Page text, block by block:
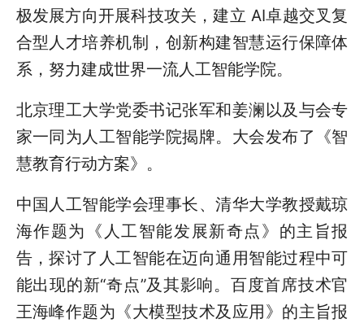
极发展方向开展科技攻关，建立 AI卓越交叉复
合型人才培养机制，创新构建智慧运行保障体
系，努力建成世界一流人工智能学院。
北京理工大学党委书记张军和姜澜以及与会专
家一同为人工智能学院揭牌。大会发布了《智
慧教育行动方案》。
中国人工智能学会理事长、清华大学教授戴琼
海作题为《人工智能发展新奇点》的主旨报
告，探讨了人工智能在迈向通用智能过程中可
能出现的新“奇点”及其影响。百度首席技术官
王海峰作题为《大模型技术及应用》的主旨报